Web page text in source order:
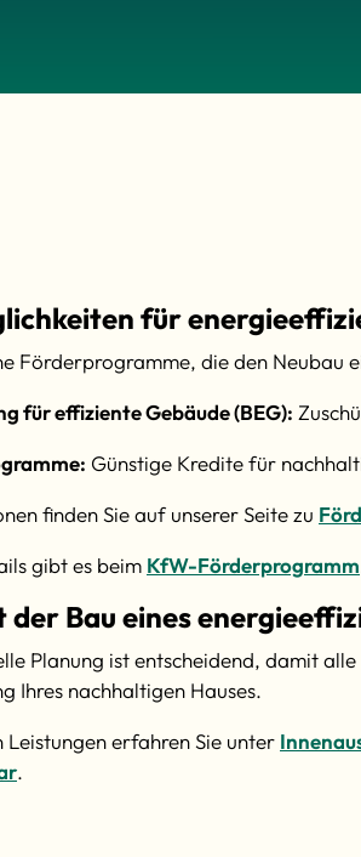
für
Förderprogramme, die den Neubau
für effiziente Gebäude (BEG):
Günstige Kredite für
finden Sie auf unserer Seite zu
gibt es beim KfW-Förderprogramm
der Bau eines
Planung ist entscheidend, damit
Ihres nachhaltigen Hauses.
Leistungen erfahren Sie unter
.